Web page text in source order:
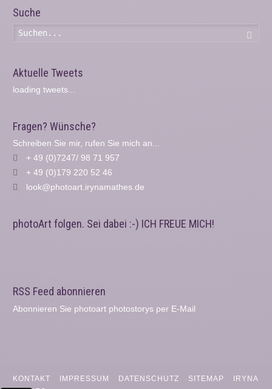
Suche
Aktuelle Tweets
loading tweets...
Fragen? Wünsche?
Schreiben Sie mir, rufen Sie mich an...
+ 49 (0)7247/ 98 71 957
+ 49 (0)179 220 52 46
look@photoart.irynamathes.de
photoArt folgen. Sei dabei :-) ICH FREUE MICH!
RSS Feed abonnieren
Abonnieren Sie photoart photostorys per E-Mail
KONTAKT IMPRESSUM DATENSCHUTZ SITEMAP
IRYNA